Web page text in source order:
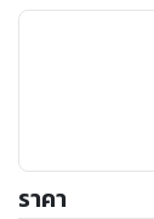
ราคา